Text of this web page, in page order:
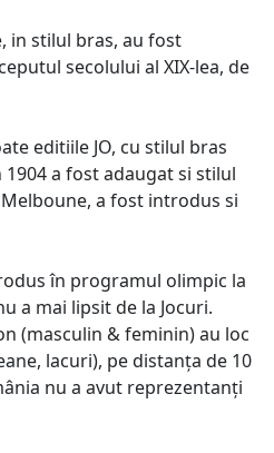
in stilul bras, au fost
secolului al XIX-lea, de
editiile JO, cu stilul bras
a fost adaugat si stilul
Melboune, a fost introdus si
în programul olimpic la
a mai lipsit de la Jocuri.
(masculin & feminin) au loc
lacuri), pe distanța de 10
nu a avut reprezentanți